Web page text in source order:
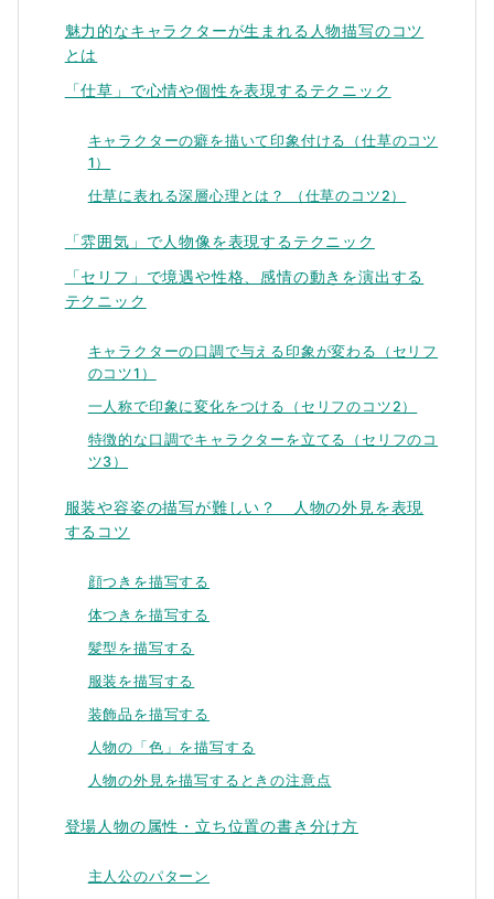
魅力的なキャラクターが生まれる人物描写のコツ
とは
「仕草」で心情や個性を表現するテクニック
キャラクターの癖を描いて印象付ける（仕草のコツ
1）
仕草に表れる深層心理とは？ （仕草のコツ2）
「雰囲気」で人物像を表現するテクニック
「セリフ」で境遇や性格、感情の動きを演出する
テクニック
キャラクターの口調で与える印象が変わる（セリフ
のコツ1）
一人称で印象に変化をつける（セリフのコツ2）
特徴的な口調でキャラクターを立てる（セリフのコ
ツ3）
服装や容姿の描写が難しい？ 人物の外見を表現
するコツ
顔つきを描写する
体つきを描写する
髪型を描写する
服装を描写する
装飾品を描写する
人物の「色」を描写する
人物の外見を描写するときの注意点
登場人物の属性・立ち位置の書き分け方
主人公のパターン